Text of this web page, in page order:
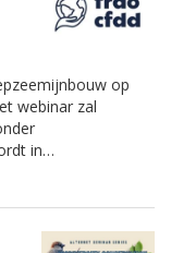
op
webinar zal
in…